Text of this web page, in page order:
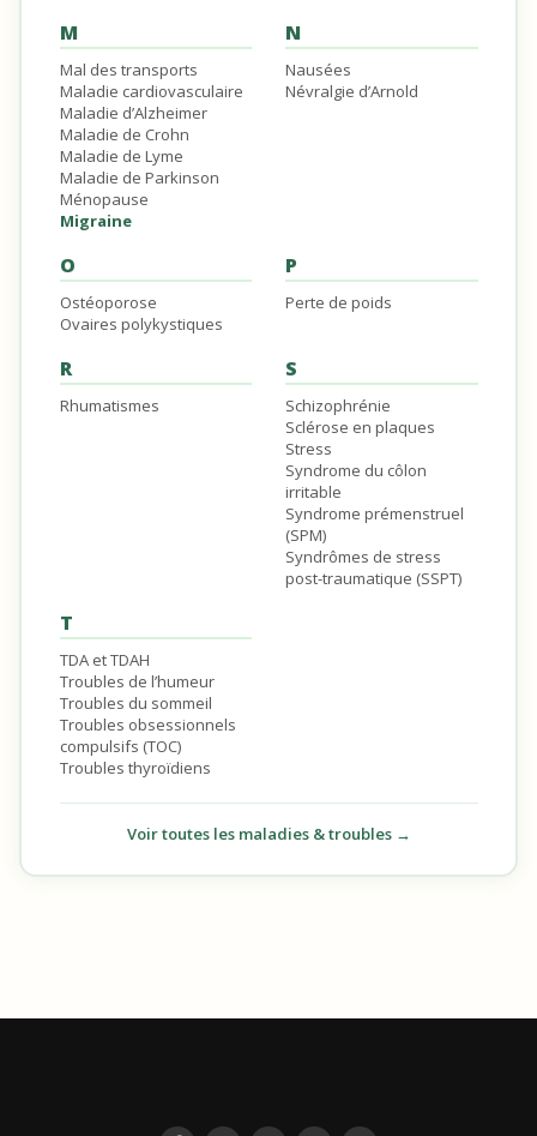
M
Mal des transports
Maladie cardiovasculaire
Maladie d’Alzheimer
Maladie de Crohn
Maladie de Lyme
Maladie de Parkinson
Ménopause
Migraine
N
Nausées
Névralgie d’Arnold
O
Ostéoporose
Ovaires polykystiques
P
Perte de poids
R
Rhumatismes
S
Schizophrénie
Sclérose en plaques
Stress
Syndrome du côlon
irritable
Syndrome prémenstruel
(SPM)
Syndrômes de stress
post-traumatique (SSPT)
T
TDA et TDAH
Troubles de l’humeur
Troubles du sommeil
Troubles obsessionnels
compulsifs (TOC)
Troubles thyroïdiens
Voir toutes les maladies & troubles →